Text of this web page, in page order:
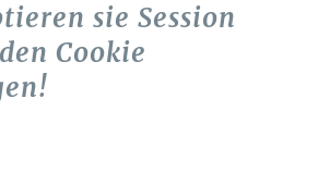
sie Session
Cookie